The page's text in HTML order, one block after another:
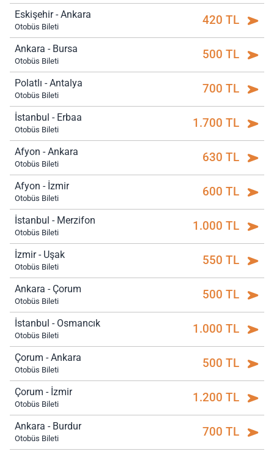
Eskişehir - Ankara
Otobüs Bileti 420 TL
Ankara - Bursa
Otobüs Bileti 500 TL
Polatlı - Antalya
Otobüs Bileti 700 TL
İstanbul - Erbaa
Otobüs Bileti 1.700 TL
Afyon - Ankara
Otobüs Bileti 630 TL
Afyon - İzmir
Otobüs Bileti 600 TL
İstanbul - Merzifon
Otobüs Bileti 1.000 TL
İzmir - Uşak
Otobüs Bileti 550 TL
Ankara - Çorum
Otobüs Bileti 500 TL
İstanbul - Osmancık
Otobüs Bileti 1.000 TL
Çorum - Ankara
Otobüs Bileti 500 TL
Çorum - İzmir
Otobüs Bileti 1.200 TL
Ankara - Burdur
Otobüs Bileti 700 TL